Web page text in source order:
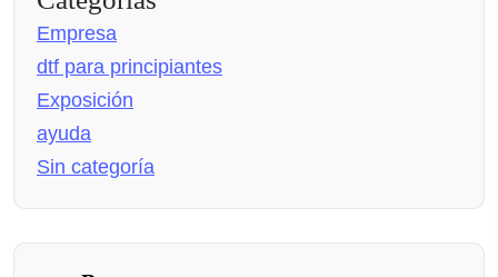
Empresa
dtf para principiantes
Exposición
ayuda
Sin categoría